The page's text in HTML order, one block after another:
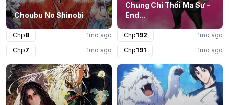
Choubu No Shinobi
Chp8
1mo ago
Chp7 1mo ago
Chung Chi Thối Ma Sư -
End...
Chp192
1mo ago
Chp191 1mo ago